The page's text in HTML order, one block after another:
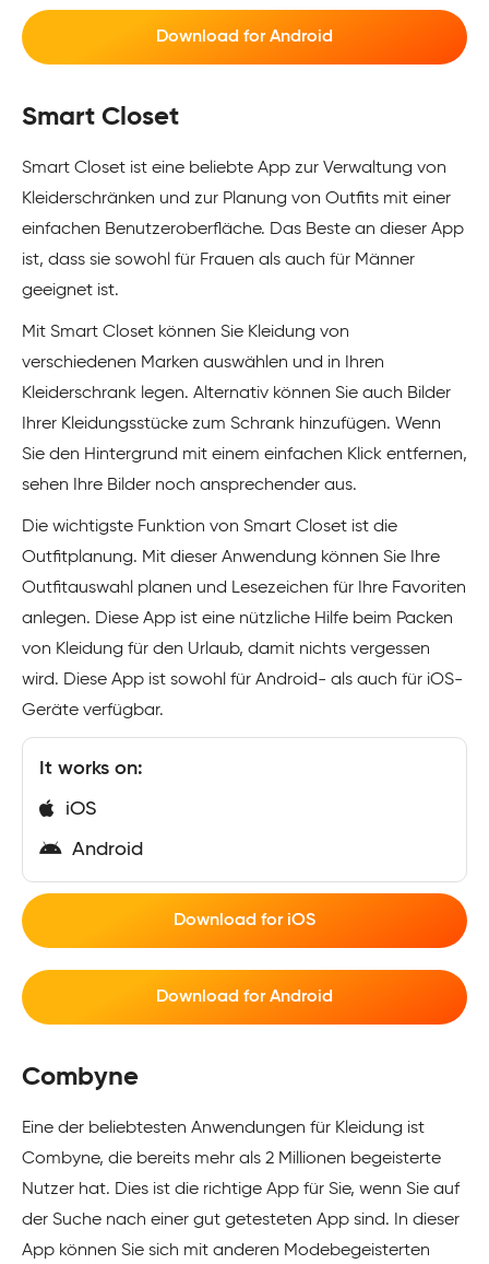
Download for Android
Smart Closet
Smart Closet ist eine beliebte App zur Verwaltung von
Kleiderschränken und zur Planung von Outfits mit einer
einfachen Benutzeroberfläche. Das Beste an dieser App
ist, dass sie sowohl für Frauen als auch für Männer
geeignet ist.
Mit Smart Closet können Sie Kleidung von
verschiedenen Marken auswählen und in Ihren
Kleiderschrank legen. Alternativ können Sie auch Bilder
Ihrer Kleidungsstücke zum Schrank hinzufügen. Wenn
Sie den Hintergrund mit einem einfachen Klick entfernen,
sehen Ihre Bilder noch ansprechender aus.
Die wichtigste Funktion von Smart Closet ist die
Outfitplanung. Mit dieser Anwendung können Sie Ihre
Outfitauswahl planen und Lesezeichen für Ihre Favoriten
anlegen. Diese App ist eine nützliche Hilfe beim Packen
von Kleidung für den Urlaub, damit nichts vergessen
wird. Diese App ist sowohl für Android- als auch für iOS-
Geräte verfügbar.
It works on:
iOS
Android
Download for iOS
Download for Android
Combyne
Eine der beliebtesten Anwendungen für Kleidung ist
Combyne, die bereits mehr als 2 Millionen begeisterte
Nutzer hat. Dies ist die richtige App für Sie, wenn Sie auf
der Suche nach einer gut getesteten App sind. In dieser
App können Sie sich mit anderen Modebegeisterten